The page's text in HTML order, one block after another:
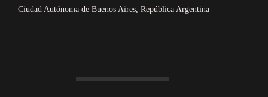
Ciudad Autónoma de Buenos Aires, República Argentina